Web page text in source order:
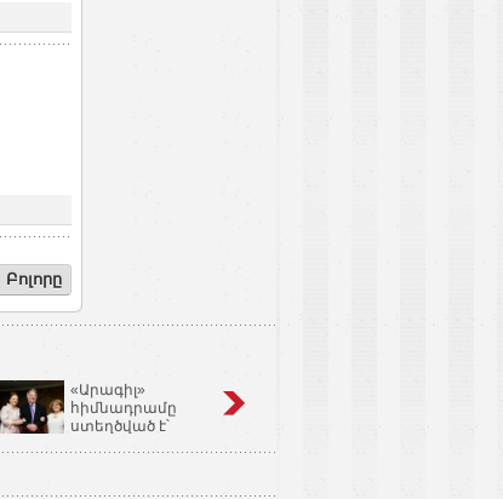
Բոլորը
«Արագիլ»
հիմնադրամը
ստեղծված է՝